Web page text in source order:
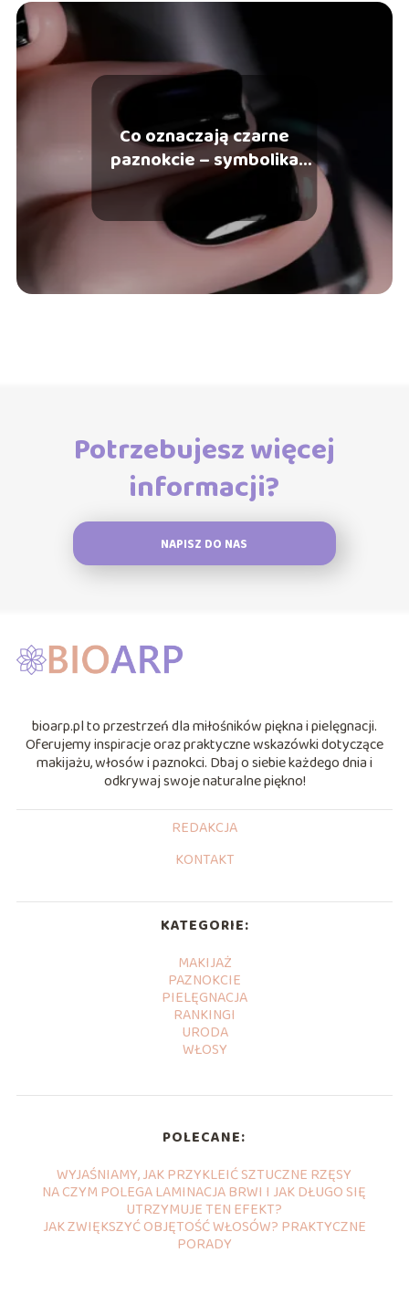
Co oznaczają czarne
paznokcie – symbolika
mody
Potrzebujesz więcej
informacji?
NAPISZ DO NAS
bioarp.pl to przestrzeń dla miłośników piękna i pielęgnacji.
Oferujemy inspiracje oraz praktyczne wskazówki dotyczące
makijażu, włosów i paznokci. Dbaj o siebie każdego dnia i
odkrywaj swoje naturalne piękno!
REDAKCJA
KONTAKT
KATEGORIE:
MAKIJAŻ
PAZNOKCIE
PIELĘGNACJA
RANKINGI
URODA
WŁOSY
POLECANE:
WYJAŚNIAMY, JAK PRZYKLEIĆ SZTUCZNE RZĘSY
NA CZYM POLEGA LAMINACJA BRWI I JAK DŁUGO SIĘ
UTRZYMUJE TEN EFEKT?
JAK ZWIĘKSZYĆ OBJĘTOŚĆ WŁOSÓW? PRAKTYCZNE
PORADY